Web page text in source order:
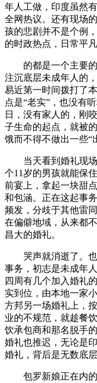
年人工做，印度虽然
全网热议。还有现场
孩的悲剧并不是个例
的时政热点，日常平
的都是一个主要的
注沉底层未成年人的
易近第一时间拨打了
点是“老实”，也没有
日，没有家人的，刚
子生命的起点，就被
饿而不得不做出一些“
当天看到婚礼现场
个11岁的男孩就能保
前宴上，拿起一块甜
和包涵。正在这起事
频发，分歧于其他雷
在偏僻地域，从来都
昌大的婚礼。
哭声就消逝了。也
事务，初志是未成年
四周有几个加入婚礼
实到位，由本地一家
方邦另一场婚礼上，
业的不规范，就趁餐
饮承包商和那名脱手
婚礼也推迟，无论是
婚礼，背后是无数底
包罗新娘正在内的